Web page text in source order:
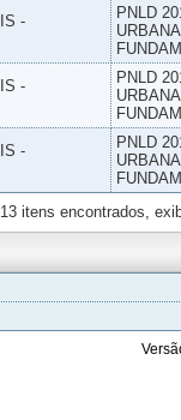
-
PNLD
-
PNLD
-
PNLD
itens encontrados,